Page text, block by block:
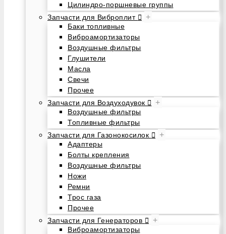
Цилиндро-поршневые группы
Запчасти для Виброплит
+
Баки топливные
Виброамортизаторы
Воздушные фильтры
Глушители
Масла
Свечи
Прочее
Запчасти для Воздуходувок
+
Воздушные фильтры
Топливные фильтры
Запчасти для Газонокосилок
+
Адаптеры
Болты крепления
Воздушные фильтры
Ножи
Ремни
Трос газа
Прочее
Запчасти для Генераторов
+
Виброамортизаторы